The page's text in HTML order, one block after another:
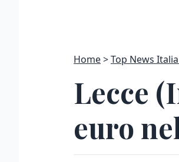
Home Top News
Lecce
euro